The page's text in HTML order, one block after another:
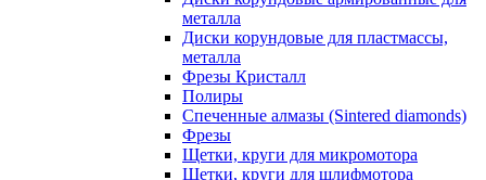
металла
Диски корундовые для пластмассы,
металла
Фрезы Кристалл
Полиры
Спеченные алмазы (Sintered diamonds)
Фрезы
Щетки, круги для микромотора
Щетки, круги для шлифмотора